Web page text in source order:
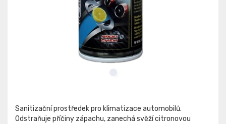
Sanitizační prostředek pro klimatizace automobilů.
Odstraňuje příčiny zápachu, zanechá svěží citronovou